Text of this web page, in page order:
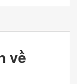
về